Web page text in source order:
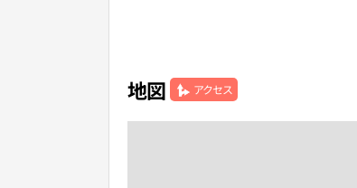
地図 アクセス